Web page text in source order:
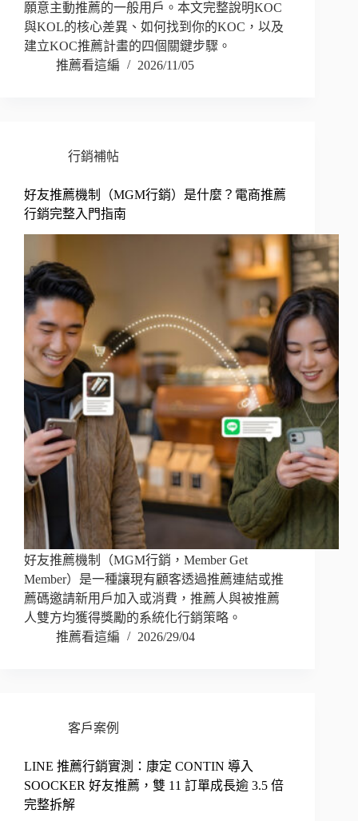
願意主動推薦的一般用戶。本文完整說明KOC
與KOL的核心差異、如何找到你的KOC，以及
建立KOC推薦計畫的四個關鍵步驟。
推薦看這編
2026/11/05
行銷補帖
好友推薦機制（MGM行銷）是什麼？電商推薦
行銷完整入門指南
好友推薦機制（MGM行銷，Member Get
Member）是一種讓現有顧客透過推薦連結或推
薦碼邀請新用戶加入或消費，推薦人與被推薦
人雙方均獲得獎勵的系統化行銷策略。
推薦看這編
2026/29/04
客戶案例
LINE 推薦行銷實測：康定 CONTIN 導入
SOOCKER 好友推薦，雙 11 訂單成長逾 3.5 倍
完整拆解